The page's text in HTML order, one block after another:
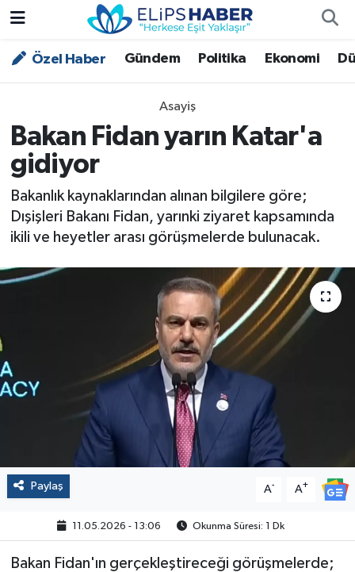
Özel Haber Gündem Politika Ekonomi
Asayiş
Bakan Fidan yarın Katar'a
gidiyor
Bakanlık kaynaklarından alınan bilgilere göre;
Dışişleri Bakanı Fidan, yarınki ziyaret kapsamında
ikili ve heyetler arası görüşmelerde bulunacak.
Paylaş A- A+
11.05.2026 - 13:06 Okunma Süresi: 1 Dk
Bakan Fidan'ın gerçekleştireceği görüşmelerde;
Özel Haber
Asayiş
Bilim - Teknoloji
Çevre - İklim
Politika
Spor
Çalışma Hayatı
Nöbetçi Eczaneler
Trafik Durumu
Süper Lig Puan Durumu ve Fikstür
Tüm Manşetler